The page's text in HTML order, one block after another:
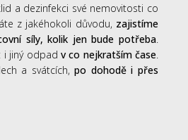
a dezinfekci své nemovitosti co
z jakéhokoli důvodu, zajistíme
síly, kolik jen bude potřeba
i jiný odpad v co nejkratším čase
a svátcích,po dohodě i přes